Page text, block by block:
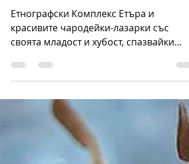
Лазаровден - ЕТЪР - Етнографски
музей на открито / ETAR - Ethno
Етнографски Комплекс Етъра и
своята младост и хубост, спазвайки
традицията, с песен и танц, нарекоха на
зе